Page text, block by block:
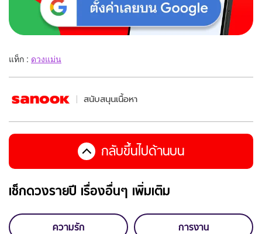
แท็ก : ดวงแม่น
สนับสนุนเนื้อหา
กลับขึ้นไปด้านบน
เช็กดวงรายปี เรื่องอื่นๆ เพิ่มเติม
ความรัก การงาน